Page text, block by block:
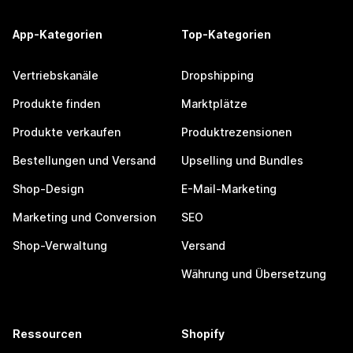
App-Kategorien
Vertriebskanäle
Produkte finden
Produkte verkaufen
Bestellungen und Versand
Shop-Design
Marketing und Conversion
Shop-Verwaltung
Top-Kategorien
Dropshipping
Marktplätze
Produktrezensionen
Upselling und Bundles
E-Mail-Marketing
SEO
Versand
Währung und Übersetzung
Ressourcen Shopify